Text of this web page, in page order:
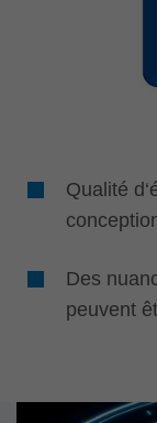
Qualité
Des
peuvent